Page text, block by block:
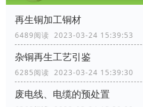
再生铜加工铜材
6489阅读 2023-03-24 15:39:53
杂铜再生工艺引鉴
6285阅读 2023-03-24 15:39:30
废电线、电缆的预处置